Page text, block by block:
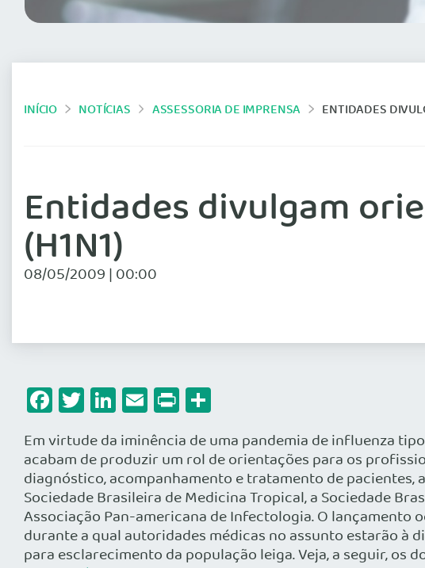
INÍCIO NOTÍCIAS ASSESSORIA DE IMPRENSA ENTIDADES
Entidades divulgam
(H1N1)
08/05/2009 | 00:00
Facebook
Twitter
LinkedIn
Email
Print
Em virtude da iminência de uma pandemia de influenza
acabam de produzir um rol de orientações para os
diagnóstico, acompanhamento e tratamento de
Sociedade Brasileira de Medicina Tropical, a Sociedade
Associação Pan-americana de Infectologia. O lançamento
durante a qual autoridades médicas no assunto estarão à
para esclarecimento da população leiga. Veja, a seguir, os